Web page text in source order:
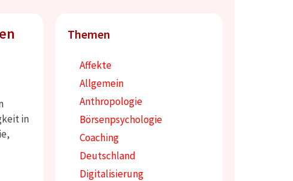
in
Themen
Affekte
Allgemein
Anthropologie
Börsenpsychologie
Coaching
Deutschland
Digitalisierung